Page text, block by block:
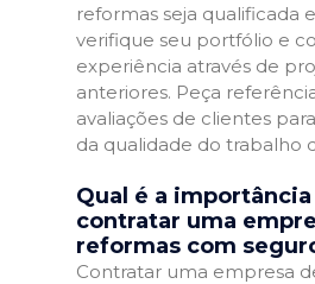
reformas seja qualificada
verifique seu portfólio e
experiência através de
anteriores. Peça
avaliações de clientes
da qualidade do trabalho
Qual é a
contratar uma
reformas com
Contratar uma empresa